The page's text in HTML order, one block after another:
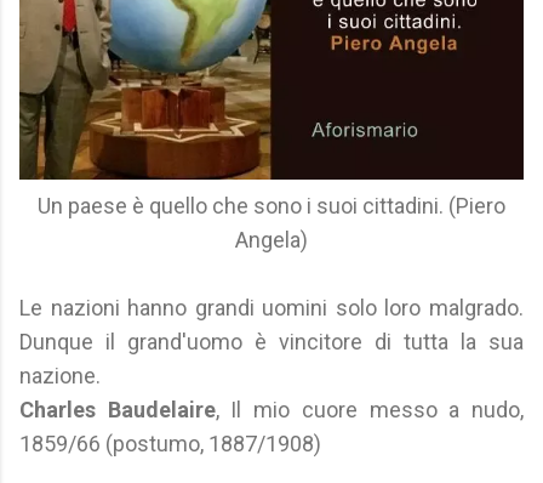
Un paese è quello che sono i suoi cittadini. (Piero
Angela)
Le nazioni hanno grandi uomini solo loro malgrado.
Dunque il grand'uomo è vincitore di tutta la sua
nazione.
Charles Baudelaire, Il mio cuore messo a nudo,
1859/66 (postumo, 1887/1908)